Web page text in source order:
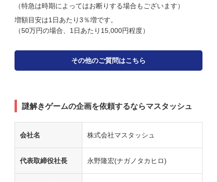
（特急は時期によってはお断りする場合もございます）
増額目安は1日あたり3％増です。
（50万円の場合、1日あたり15,000円程度）
その他のご質問はこちら
謎解きゲームの企画を依頼するならマスタッシュ
会社名 株式会社マスタッシュ
代表取締役社長 永野隆宏(ナガノタカヒロ)